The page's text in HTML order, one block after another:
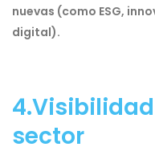
nuevas (como ESG,
digital).
sector